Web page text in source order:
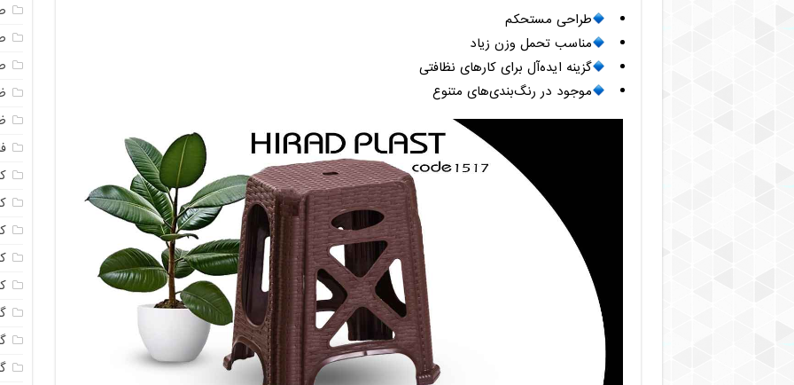
طراحی مستحکم
مناسب تحمل وزن زیاد
گزینه ایده‌آل برای کارهای نظافتی
موجود در رنگ‌بندی‌های متنوع